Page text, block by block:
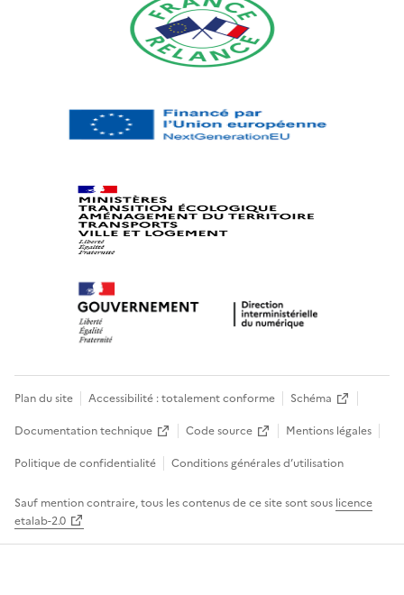
Plan du site Accessibilité : totalement conforme
Schéma
Documentation technique
Code source
Mentions légales
Politique de confidentialité
Conditions générales d’utilisation
Sauf mention contraire, tous les contenus de ce site sont sous licence
etalab-2.0